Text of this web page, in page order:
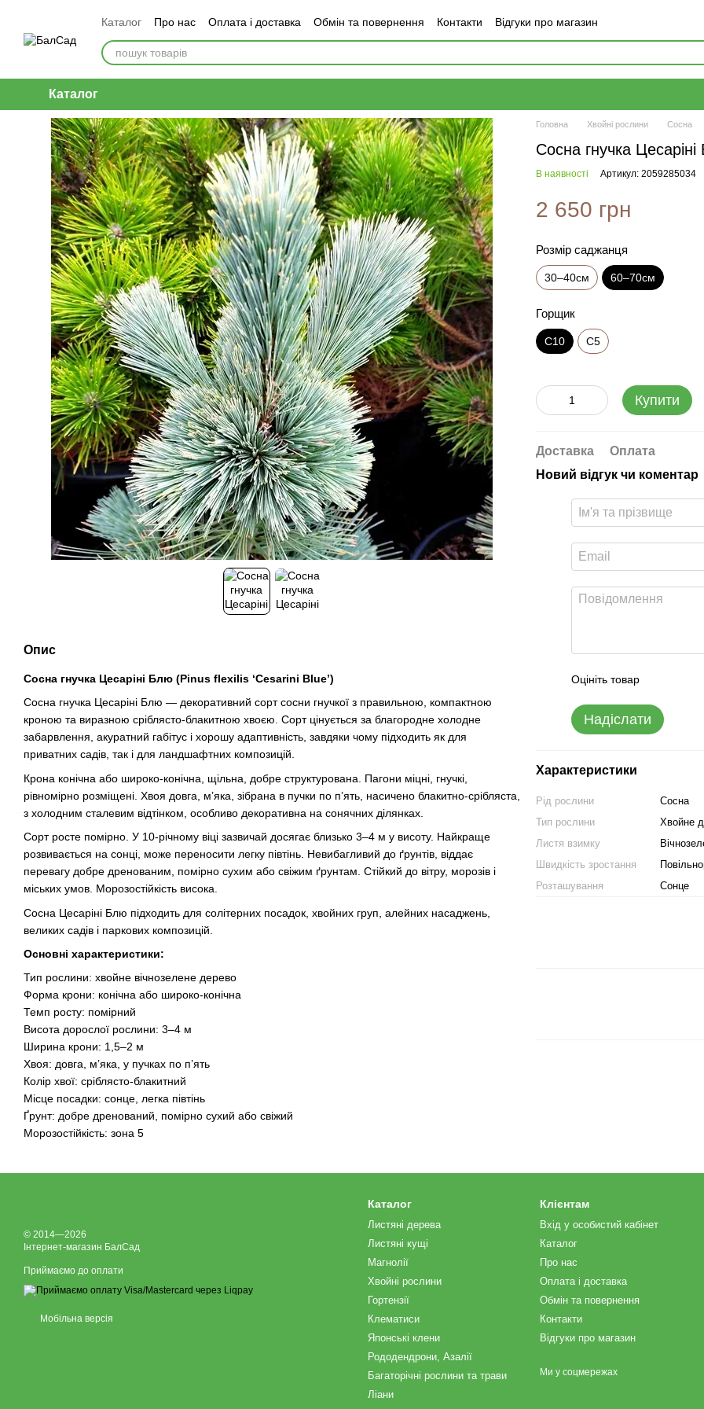
Каталог Про нас Оплата і доставка Обмін та повернення Контакти Відгуки про магазин
Каталог
Опис
Сосна гнучка Цесаріні Блю (Pinus flexilis ‘Cesarini Blue’)
Сосна гнучка Цесаріні Блю — декоративний сорт сосни гнучкої з правильною, компактною
кроною та виразною сріблясто-блакитною хвоєю. Сорт цінується за благородне холодне
забарвлення, акуратний габітус і хорошу адаптивність, завдяки чому підходить як для
приватних садів, так і для ландшафтних композицій.
Крона конічна або широко-конічна, щільна, добре структурована. Пагони міцні, гнучкі,
рівномірно розміщені. Хвоя довга, м’яка, зібрана в пучки по п’ять, насичено блакитно-срібляста,
з холодним сталевим відтінком, особливо декоративна на сонячних ділянках.
Сорт росте помірно. У 10-річному віці зазвичай досягає близько 3–4 м у висоту. Найкраще
розвивається на сонці, може переносити легку півтінь. Невибагливий до ґрунтів, віддає
перевагу добре дренованим, помірно сухим або свіжим ґрунтам. Стійкий до вітру, морозів і
міських умов. Морозостійкість висока.
Сосна Цесаріні Блю підходить для солітерних посадок, хвойних груп, алейних насаджень,
великих садів і паркових композицій.
Основні характеристики:
Тип рослини: хвойне вічнозелене дерево
Форма крони: конічна або широко-конічна
Темп росту: помірний
Висота дорослої рослини: 3–4 м
Ширина крони: 1,5–2 м
Хвоя: довга, м’яка, у пучках по п’ять
Колір хвої: сріблясто-блакитний
Місце посадки: сонце, легка півтінь
Ґрунт: добре дренований, помірно сухий або свіжий
Морозостійкість: зона 5
Головна Хвойні рослини Сосна
Сосна гнучка
В наявності Артикул: 2059285034
2 650 грн
Розмір саджанця
30–40см 60–70см
Горщик
С10 С5
Купити
Доставка
Оплата
Новий відгук чи коментар
Оцініть товар
Надіслати
Характеристики
Рід рослини
Сосна
Тип рослини
Хвойне
Листя взимку
Швидкість зростання
Розташування
Сонце
© 2014—2026
Інтернет-магазин БалСад
Приймаємо до оплати
Мобільна версія
Каталог
Листяні дерева
Листяні кущі
Магнолії
Хвойні рослини
Гортензії
Клематиси
Японські клени
Рододендрони, Азалії
Багаторічні рослини та трави
Ліани
Клієнтам
Вхід у особистий кабінет
Каталог
Про нас
Оплата і доставка
Обмін та повернення
Контакти
Відгуки про магазин
Ми у соцмережах